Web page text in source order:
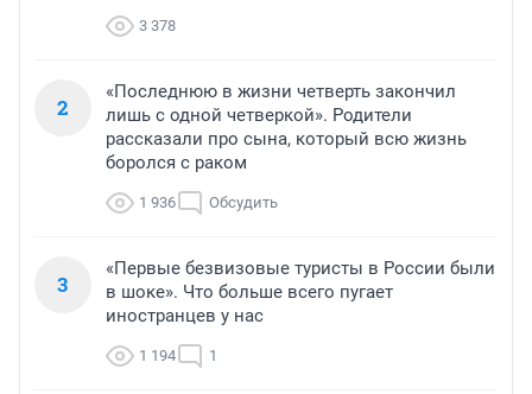
3 378
2
«Последнюю в жизни четверть закончил
лишь с одной четверкой». Родители
рассказали про сына, который всю жизнь
боролся с раком
1 936 Обсудить
3
«Первые безвизовые туристы в России были
в шоке». Что больше всего пугает
иностранцев у нас
1 194 1